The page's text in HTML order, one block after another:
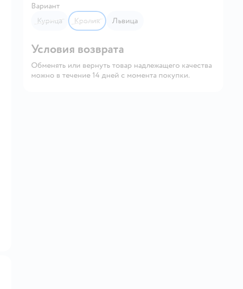
Вариант
Курица
Кролик Львица
Условия возврата
Обменять или вернуть товар надлежащего качества
можно в течение 14 дней с момента покупки.